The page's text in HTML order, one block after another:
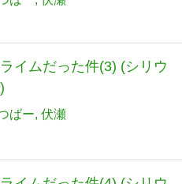
イムだった件(3) (シリウ
ばー 伏瀬